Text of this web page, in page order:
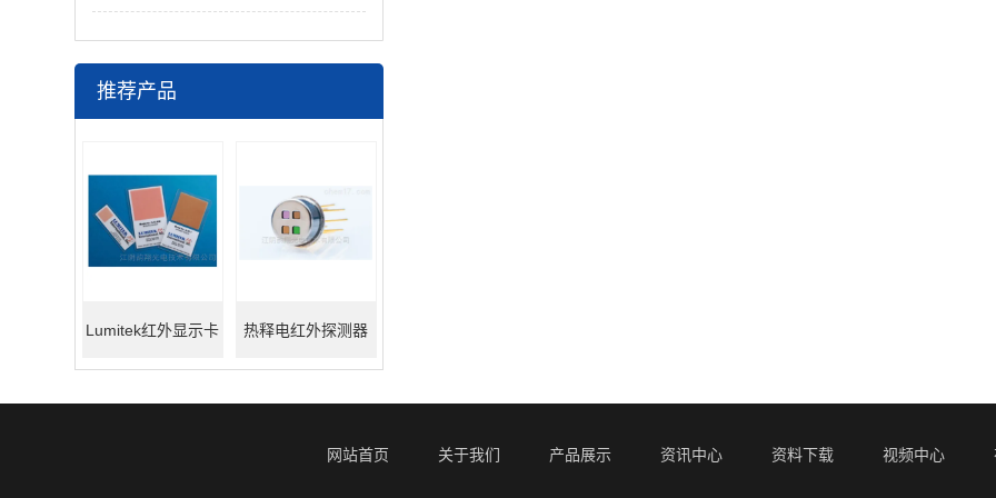
推荐产品
Lumitek红外显示卡 热释电红外探测器
网站首页 关于我们 产品展示 资讯中心 资料下载 视频中心